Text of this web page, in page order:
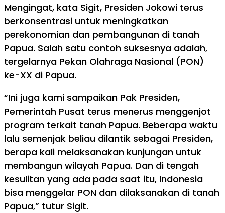
Mengingat, kata Sigit, Presiden Jokowi terus
berkonsentrasi untuk meningkatkan
perekonomian dan pembangunan di tanah
Papua. Salah satu contoh suksesnya adalah,
tergelarnya Pekan Olahraga Nasional (PON)
ke-XX di Papua.
“Ini juga kami sampaikan Pak Presiden,
Pemerintah Pusat terus menerus menggenjot
program terkait tanah Papua. Beberapa waktu
lalu semenjak beliau dilantik sebagai Presiden,
berapa kali melaksanakan kunjungan untuk
membangun wilayah Papua. Dan di tengah
kesulitan yang ada pada saat itu, Indonesia
bisa menggelar PON dan dilaksanakan di tanah
Papua,” tutur Sigit.